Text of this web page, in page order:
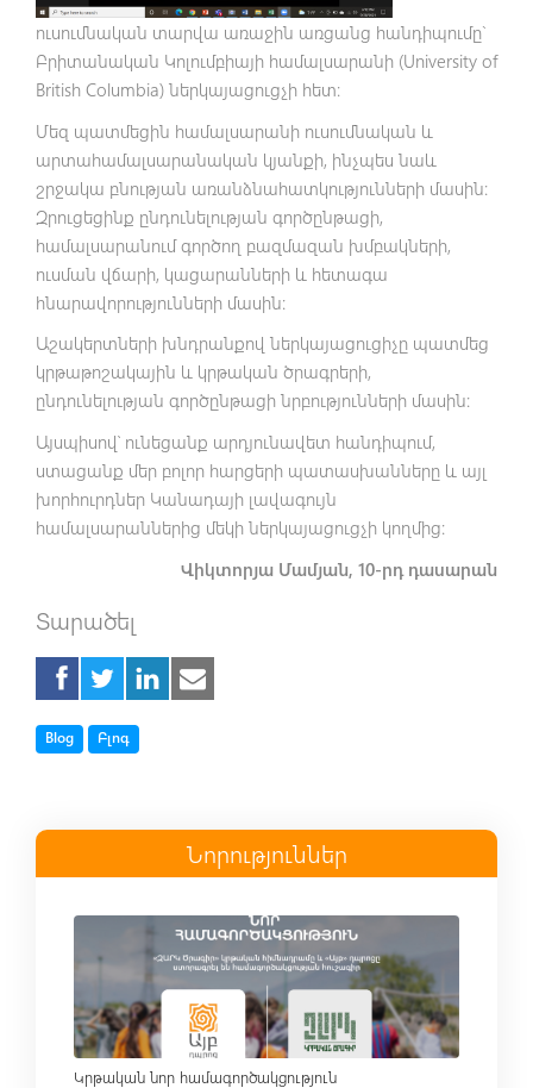
ուսումնական տարվա առաջին առցանց հանդիպումը`
Բրիտանական Կոլումբիայի համալսարանի (University of
British Columbia) ներկայացուցչի հետ։
Մեզ պատմեցին համալսարանի ուսումնական և
արտահամալսարանական կյանքի, ինչպես նաև
շրջակա բնության առանձնահատկությունների մասին։
Զրուցեցինք ընդունելության գործընթացի,
համալսարանում գործող բազմազան խմբակների,
ուսման վճարի, կացարանների և հետագա
հնարավորությունների մասին:
Աշակերտների խնդրանքով ներկայացուցիչը պատմեց
կրթաթոշակային և կրթական ծրագրերի,
ընդունելության գործընթացի նրբությունների մասին:
Այսպիսով՝ ունեցանք արդյունավետ հանդիպում,
ստացանք մեր բոլոր հարցերի պատասխանները և այլ
խորհուրդներ Կանադայի լավագույն
համալսարաններից մեկի ներկայացուցչի կողմից:
Վիկտորյա Մամյան, 10-րդ դասարան
Տարածել
TagBlog TagԲլոգ
Նորություններ
Read more
Կրթական նոր համագործակցություն